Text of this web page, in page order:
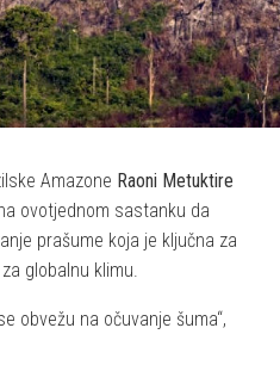
Amazone Raoni Metuktire
ovotjednom sastanku da
prašume koja je ključna za
globalnu klimu.
obvežu na očuvanje šuma ,